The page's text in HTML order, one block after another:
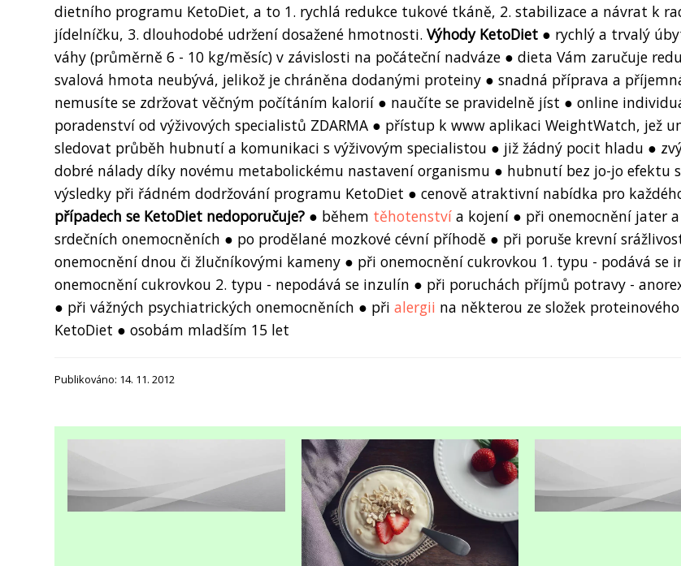
dietního programu KetoDiet, a to 1. rychlá redukce tukové tkáně, 2. stabilizace a návrat k
jídelníčku, 3. dlouhodobé udržení dosažené hmotnosti. Výhody KetoDiet ● rychlý a trvalý
váhy (průměrně 6 - 10 kg/měsíc) v závislosti na počáteční nadváze ● dieta Vám zaručuje
svalová hmota neubývá, jelikož je chráněna dodanými proteiny ● snadná příprava a
nemusíte se zdržovat věčným počítáním kalorií ● naučíte se pravidelně jíst ● online
poradenství od výživových specialistů ZDARMA ● přístup k www aplikaci WeightWatch, jež
sledovat průběh hubnutí a komunikaci s výživovým specialistou ● již žádný pocit hladu ●
dobré nálady díky novému metabolickému nastavení organismu ● hubnutí bez jo-jo efektu
výsledky při řádném dodržování programu KetoDiet ● cenově atraktivní nabídka pro
případech se KetoDiet nedoporučuje? ● během těhotenství a kojení ● při onemocnění jater
srdečních onemocněních ● po prodělané mozkové cévní příhodě ● při poruše krevní
onemocnění dnou či žlučníkovými kameny ● při onemocnění cukrovkou 1. typu - podává se
onemocnění cukrovkou 2. typu - nepodává se inzulín ● při poruchách příjmů potravy -
● při vážných psychiatrických onemocněních ● při alergii na některou ze složek
KetoDiet ● osobám mladším 15 let
Publikováno: 14. 11. 2012